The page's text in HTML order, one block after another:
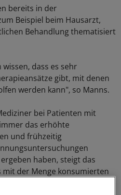
bereits in der
Beispiel beim Hausarzt,
Behandlung thematisiert
dass es sehr
gibt, mit denen
werden kann", so Manns.
bei Patienten mit
das erhöhte
und frühzeitig
haben, steigt das
mit der Menge konsumierten